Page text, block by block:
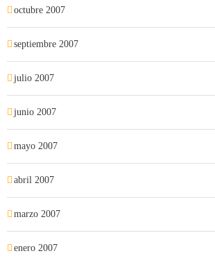
octubre 2007
septiembre 2007
julio 2007
junio 2007
mayo 2007
abril 2007
marzo 2007
enero 2007